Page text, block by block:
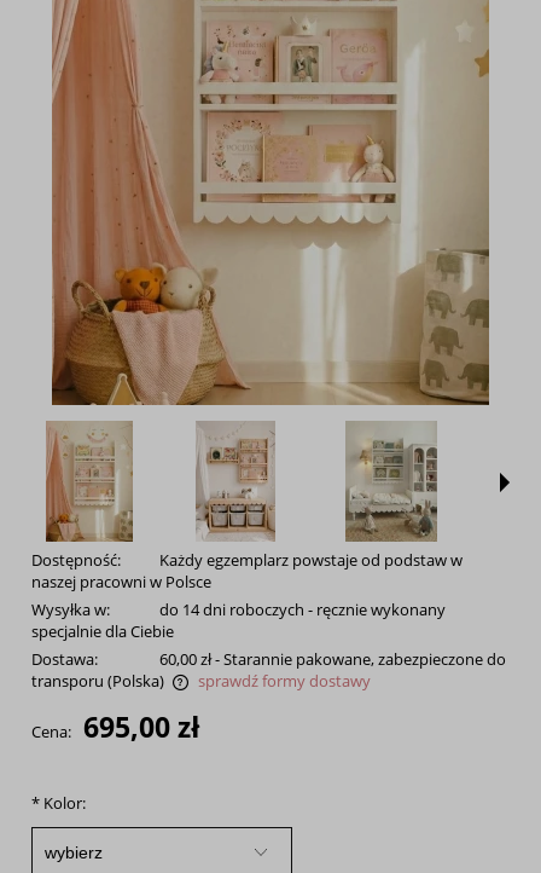
Dostępność:
Każdy egzemplarz powstaje od podstaw w
naszej pracowni w Polsce
Wysyłka w:
do 14 dni roboczych - ręcznie wykonany
specjalnie dla Ciebie
Dostawa:
60,00 zł- Starannie pakowane, zabezpieczone do
transporu (Polska)
sprawdź formy dostawy
Cena: 695,00 zł
* Kolor: